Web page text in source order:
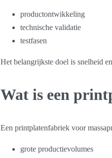
productontwikkeling
technische validatie
testfasen
Het belangrijkste doel is snelheid
Wat is een
Een printplatenfabriek voor
grote productievolumes